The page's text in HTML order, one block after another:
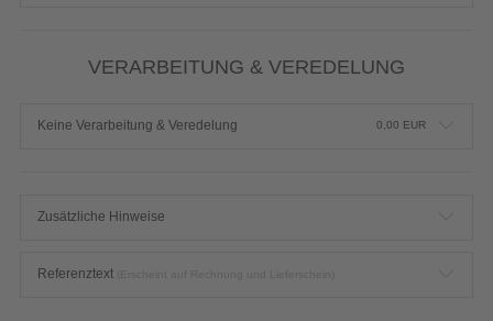
VERARBEITUNG & VEREDELUNG
Keine Verarbeitung & Veredelung 0,00 EUR
Zusätzliche Hinweise
Referenztext